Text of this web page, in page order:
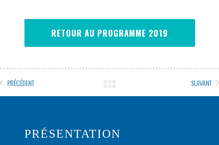
RETOUR AU PROGRAMME 2019
PRÉCÉDENT SUIVANT
PRÉSENTATION